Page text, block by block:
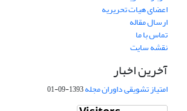
اعضای هیات تحریریه
ارسال مقاله
تماس با ما
نقشه سایت
آخرین اخبار
امتیاز تشویقی داوران مجله1393-09-01